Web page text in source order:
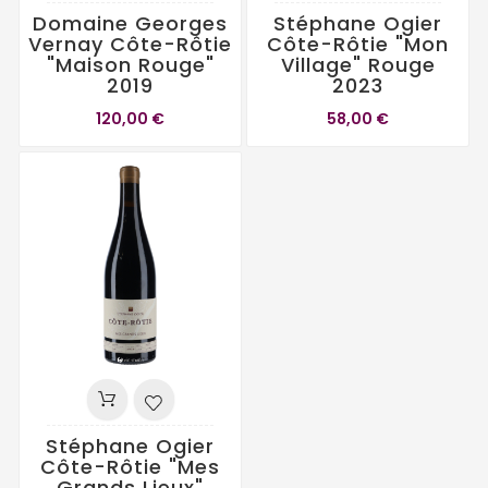
Domaine Georges
Vernay Côte-Rôtie
"Maison Rouge"
2019
120,00 €
Stéphane Ogier
Côte-Rôtie "Mon
Village" Rouge
2023
58,00 €
Stéphane Ogier
Côte-Rôtie "Mes